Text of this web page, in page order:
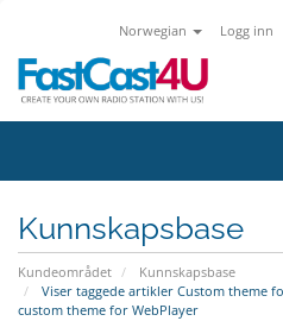
Norwegian Logg inn
Kunnskapsbase
Kundeområdet
Kunnskapsbase
Viser taggede artikler Custom theme
custom theme for WebPlayer